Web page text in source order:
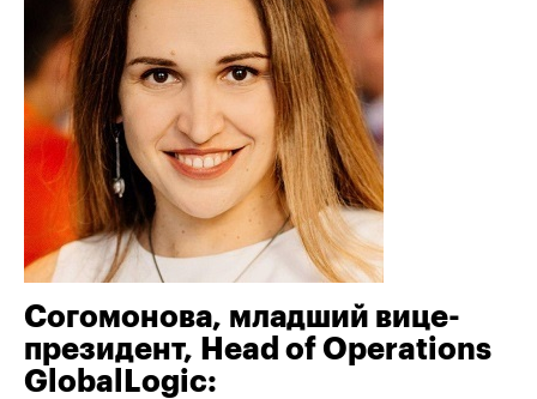
Согомонова, младший вице-
президент, Head of Operations
GlobalLogic: